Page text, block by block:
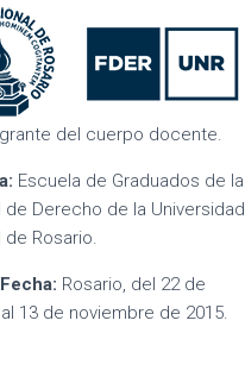
del cuerpo docente.
Escuela de Graduados de la
de Derecho de la Universidad
de Rosario.
Rosario, del 22 de
13 de noviembre de 2015.